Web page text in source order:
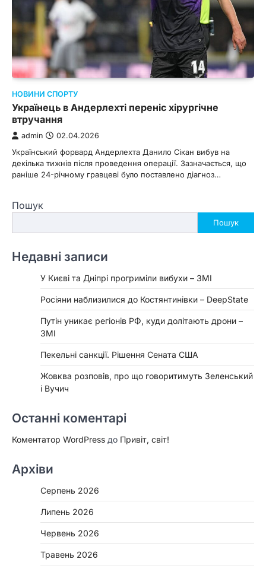
НОВИНИ СПОРТУ
Українець в Андерлехті переніс хірургічне
втручання
admin 02.04.2026
Український форвард Андерлехта Данило Сікан вибув на
декілька тижнів після проведення операції. Зазначається, що
раніше 24-річному гравцеві було поставлено діагноз…
Пошук
Пошук
Недавні записи
У Києві та Дніпрі прогриміли вибухи – ЗМІ
Росіяни наблизилися до Костянтинівки – DeepState
Путін уникає регіонів РФ, куди долітають дрони –
ЗМІ
Пекельні санкції. Рішення Сената США
Жовква розповів, про що говоритимуть Зеленський
і Вучич
Останні коментарі
Коментатор WordPress до Привіт, світ!
Архіви
Серпень 2026
Липень 2026
Червень 2026
Травень 2026